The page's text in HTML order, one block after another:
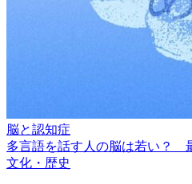
脳と認知症
多言語を話す人の脳は若い？
文化・歴史